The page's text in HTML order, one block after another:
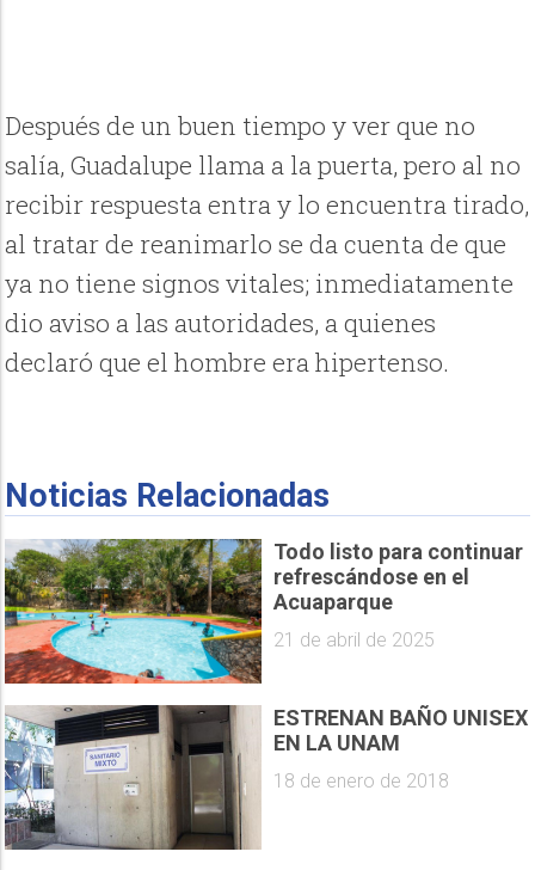
Después de un buen tiempo y ver que no
salía, Guadalupe llama a la puerta, pero al no
recibir respuesta entra y lo encuentra tirado,
al tratar de reanimarlo se da cuenta de que
ya no tiene signos vitales; inmediatamente
dio aviso a las autoridades, a quienes
declaró que el hombre era hipertenso.
Noticias Relacionadas
Todo listo para continuar
refrescándose en el
Acuaparque
21 de abril de 2025
ESTRENAN BAÑO UNISEX
EN LA UNAM
18 de enero de 2018